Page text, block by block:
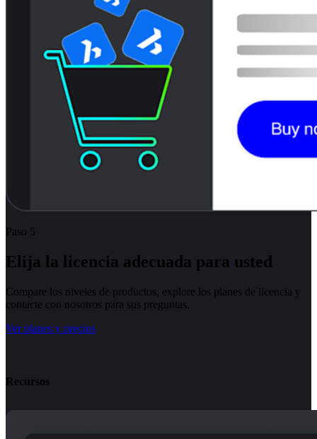
Paso 5
Elija la licencia adecuada para usted
Compare los niveles de productos, explore los planes de licencia y
contacte con nosotros para sus preguntas.
Ver planes y precios
Recursos